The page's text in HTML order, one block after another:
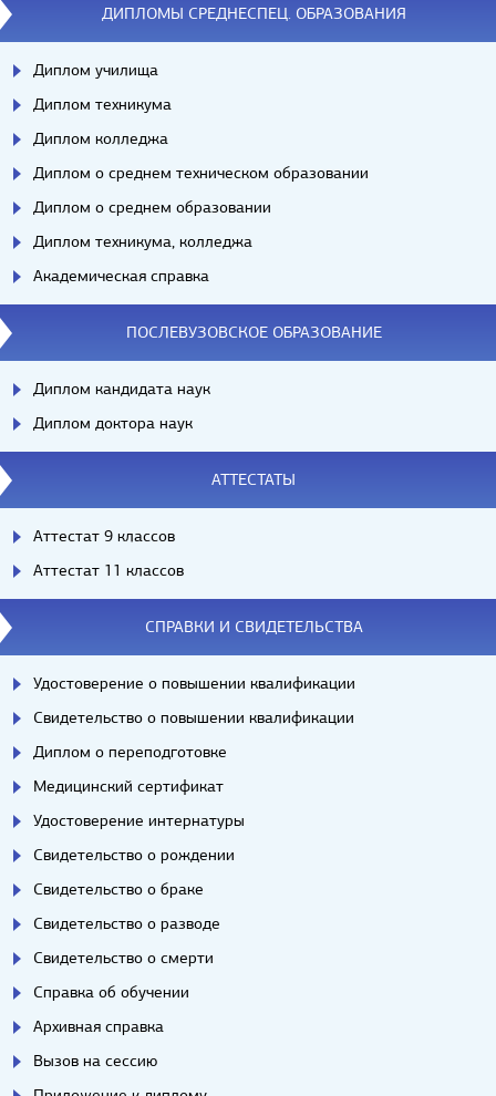
ДИПЛОМЫ СРЕДНЕСПЕЦ. ОБРАЗОВАНИЯ
Диплом училища
Диплом техникума
Диплом колледжа
Диплом о среднем техническом образовании
Диплом о среднем образовании
Диплом техникума, колледжа
Академическая справка
ПОСЛЕВУЗОВСКОЕ ОБРАЗОВАНИЕ
Диплом кандидата наук
Диплом доктора наук
АТТЕСТАТЫ
Аттестат 9 классов
Аттестат 11 классов
СПРАВКИ И СВИДЕТЕЛЬСТВА
Удостоверение о повышении квалификации
Свидетельство о повышении квалификации
Диплом о переподготовке
Медицинский сертификат
Удостоверение интернатуры
Свидетельство о рождении
Свидетельство о браке
Свидетельство о разводе
Свидетельство о смерти
Справка об обучении
Архивная справка
Вызов на сессию